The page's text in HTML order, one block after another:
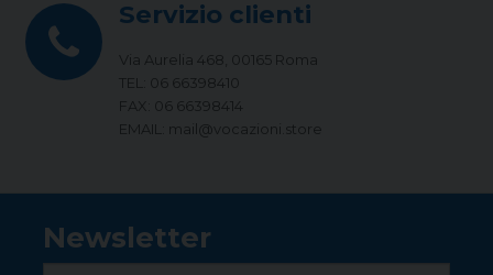
Servizio clienti
Via Aurelia 468, 00165 Roma
TEL: 06 66398410
FAX: 06 66398414
EMAIL: mail@vocazioni.store
Newsletter